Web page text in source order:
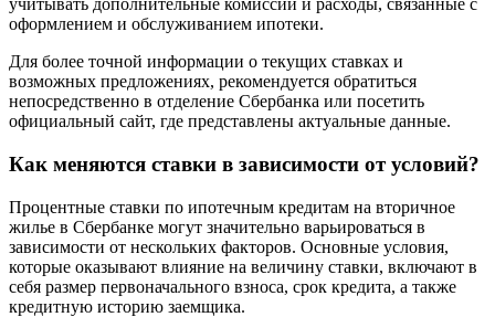
учитывать дополнительные комиссии и расходы, связанные с
оформлением и обслуживанием ипотеки.
Для более точной информации о текущих ставках и
возможных предложениях, рекомендуется обратиться
непосредственно в отделение Сбербанка или посетить
официальный сайт, где представлены актуальные данные.
Как меняются ставки в зависимости от условий?
Процентные ставки по ипотечным кредитам на вторичное
жилье в Сбербанке могут значительно варьироваться в
зависимости от нескольких факторов. Основные условия,
которые оказывают влияние на величину ставки, включают в
себя размер первоначального взноса, срок кредита, а также
кредитную историю заемщика.